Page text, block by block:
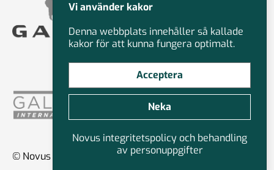
© Novus Group International 2026
Vi använder kakor
Denna webbplats innehåller så kallade
kakor för att kunna fungera optimalt.
Acceptera
Neka
Novus integritetspolicy och behandling
av personuppgifter